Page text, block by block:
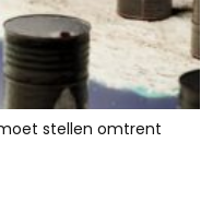
stellen omtrent